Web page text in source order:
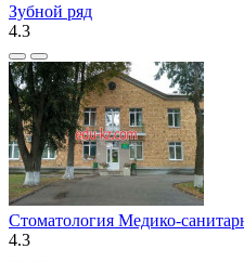
Зубной ряд
4.3
Стоматология Медико-
4.3